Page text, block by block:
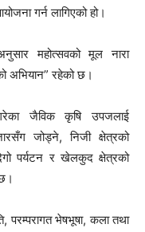
गर्न लागिएको हो।
महोत्सवको मूल नारा
अभियान” रहेको छ।
जैविक कृषि उपजलाई
जोड्ने, निजी क्षेत्रको
पर्यटन र खेलकुद क्षेत्रको
परम्परागत भेषभूषा, कला तथा